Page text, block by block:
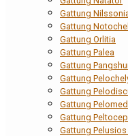
Gattung
Gattung
Gattung Orlitia
Gattung Palea
Gattung
Gattung
Gattung
Gattung
Gattung
Gattung